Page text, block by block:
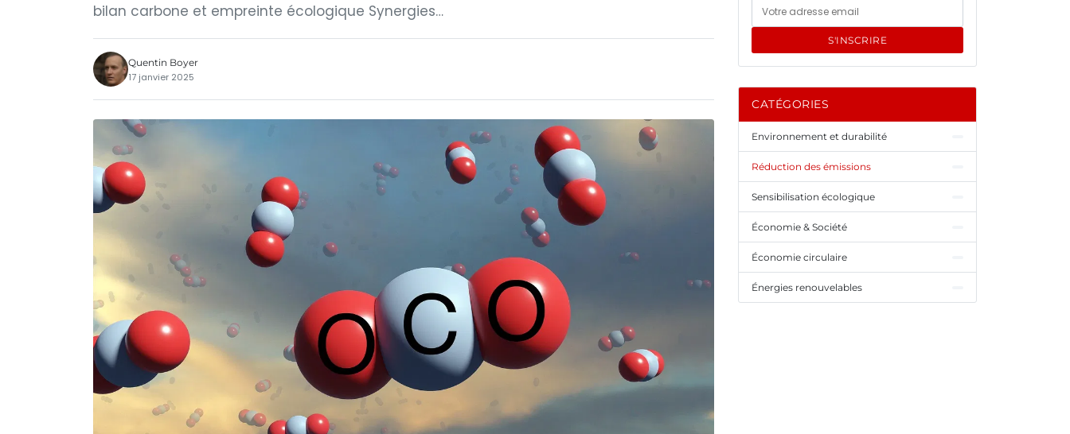
bilan carbone et empreinte écologique Synergies…
Quentin Boyer
17 janvier 2025
S'INSCRIRE
CATÉGORIES
Environnement et durabilité
Réduction des émissions
Sensibilisation écologique
Économie & Société
Économie circulaire
Énergies renouvelables